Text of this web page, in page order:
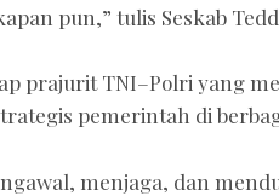
pun,” tulis Seskab
prajurit TNI–Polri yang
pemerintah di
menjaga, dan